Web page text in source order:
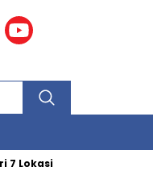
7 Lokasi!